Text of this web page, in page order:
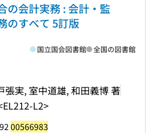
の会計実務 : 会計・監
のすべて 5訂版
張実, 室中道雄, 和田義博 著
L2>
国立国会図書館 全国の図書館
00566983